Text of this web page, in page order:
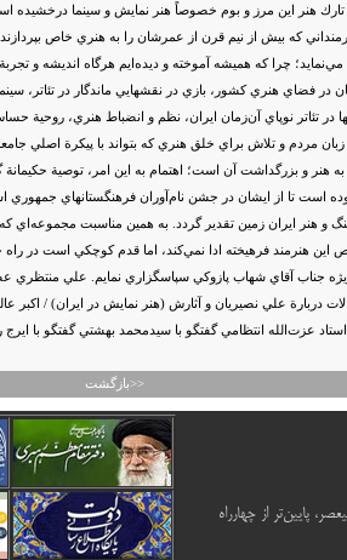
هنر اين مرز و بوم خصوصاً هنر نمايش و سينما درخشيده
كه بيش از نيم قرن از عمرشان را به هنري خاص
چرا كه هميشه آموخته و ديده‌ايم هرگاه انديشه و تجربة
فضاي هنري كشور، بازي در نقشهايي ماندگار در تئاتر،
در تئاتر نوپاي آن‌زمان ايران، نظم و انضباط هنري،
مردم و تلاش براي خلق هنري كه بتواند با پيكرة اصلي
هنر و بزرگداشت آن است؛ اهتمام به اين امر، توصية
هنر علي نصيريان را به‌عنوان هنرمند برگزيدة سال 1384 انتخاب نموده است تا از ايشان در
و هنر ايران زمين تقدير گردد. به همين مناسبت مجموعه‌اي
هنرمند فرهيخته ادا نمي‌كند، اما قدم كوچكي است در
جناب آقاي شهاب پازوكي سپاسگزاري نمايم. علي
علي نصيريان و آثارش (هنر نمايش در ايران) / اكبر
عزت‌الله انتظامي گفتگو با سيدمحمد بهشتي گفتگو با ايرج
<<بازگشت
پایین‌تر از چهارراه